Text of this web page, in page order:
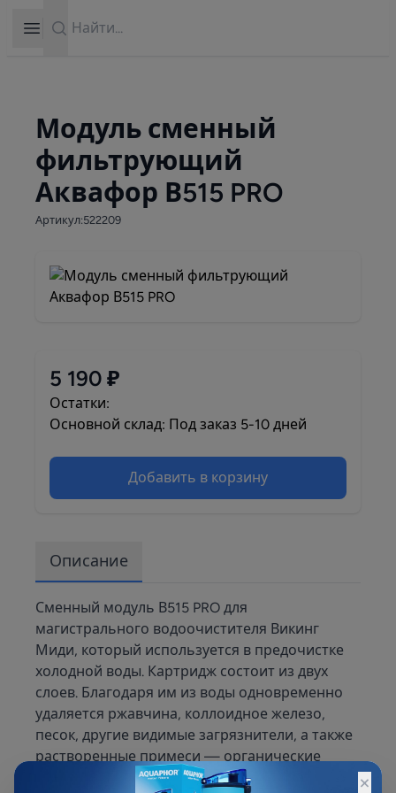
Open sidebar
Модуль сменный
фильтрующий
Аквафор В515 PRO
Артикул:522209
5 190 ₽
Остатки:
Основной склад: Под заказ 5-10 дней
Добавить в корзину
Описание
Сменный модуль В515 PRO для
магистрального водоочистителя Викинг
Миди, который используется в предочистке
холодной воды. Картридж состоит из двух
слоев. Благодаря им из воды одновременно
удаляется ржавчина, коллоидное железо,
песок, другие видимые загрязнители, а также
растворенные примеси — органические
соединения, тяжелые металлы, хлор и другие
×